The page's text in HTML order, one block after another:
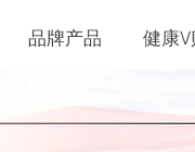
品牌产品 健康